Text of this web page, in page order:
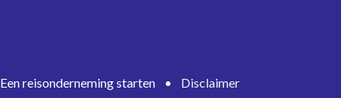
Een reisonderneming starten • Disclaimer